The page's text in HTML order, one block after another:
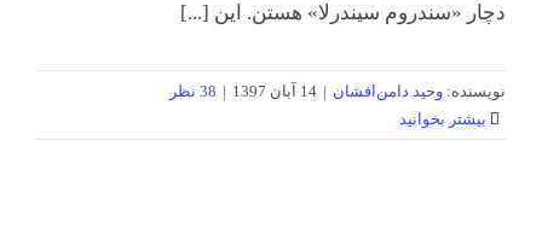
دچار «سندروم سیندرلا» هستن. این [...]
نویسنده: وحید دامن‌افشان | 14 آبان 1397 | 38 نظر
بیشتر بخوانید